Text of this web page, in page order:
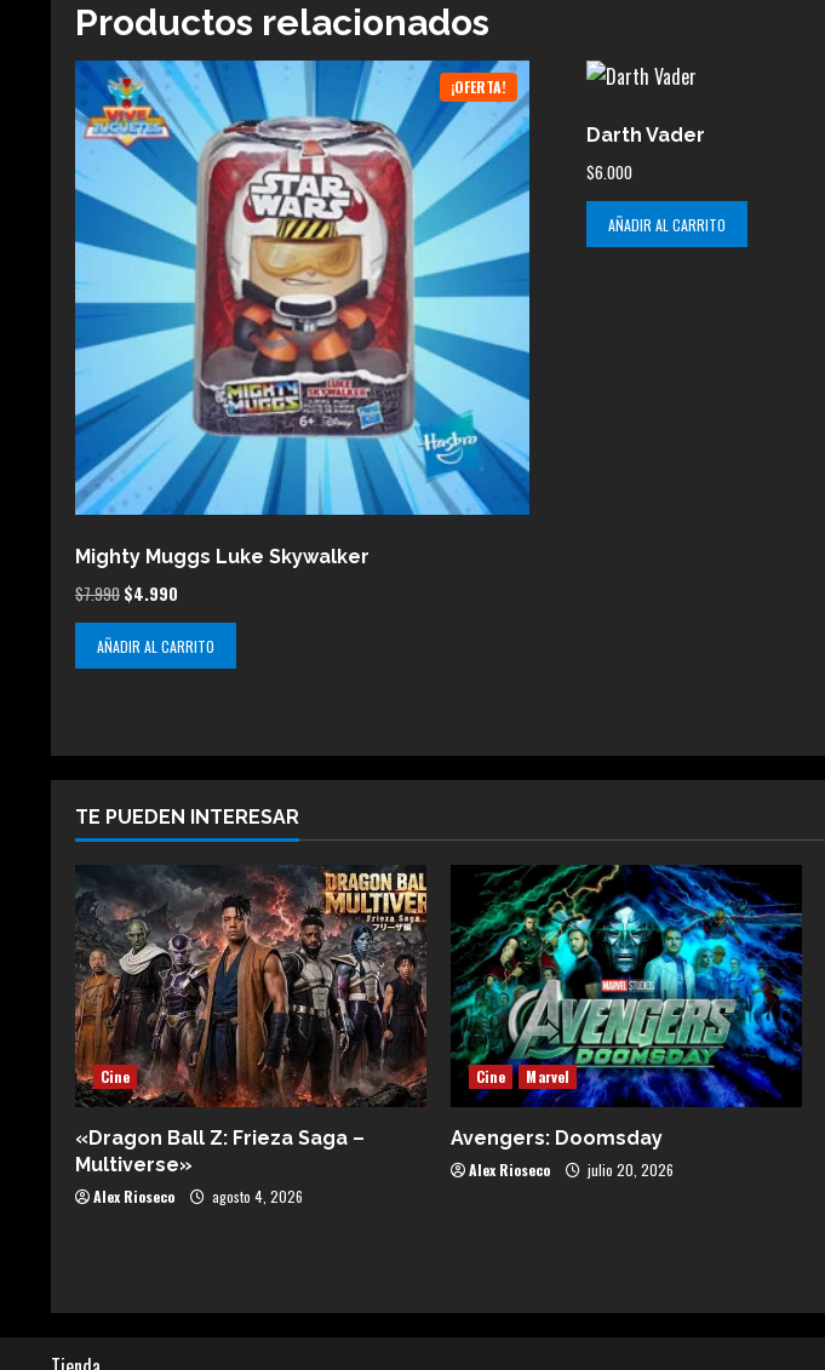
Productos relacionados
¡OFERTA!
Mighty Muggs Luke Skywalker
$7.990 El
precio
original
era:
$4.990
precio
actual
es:
AÑADIR AL CARRITO
Darth Vader
$6.000
AÑADIR AL CARRITO
TE PUEDEN INTERESAR
Cine
«Dragon Ball Z: Frieza Saga –
Multiverse»
Alex Rioseco agosto 4, 2026
Cine Marvel
Avengers: Doomsday
Alex Rioseco julio 20, 2026